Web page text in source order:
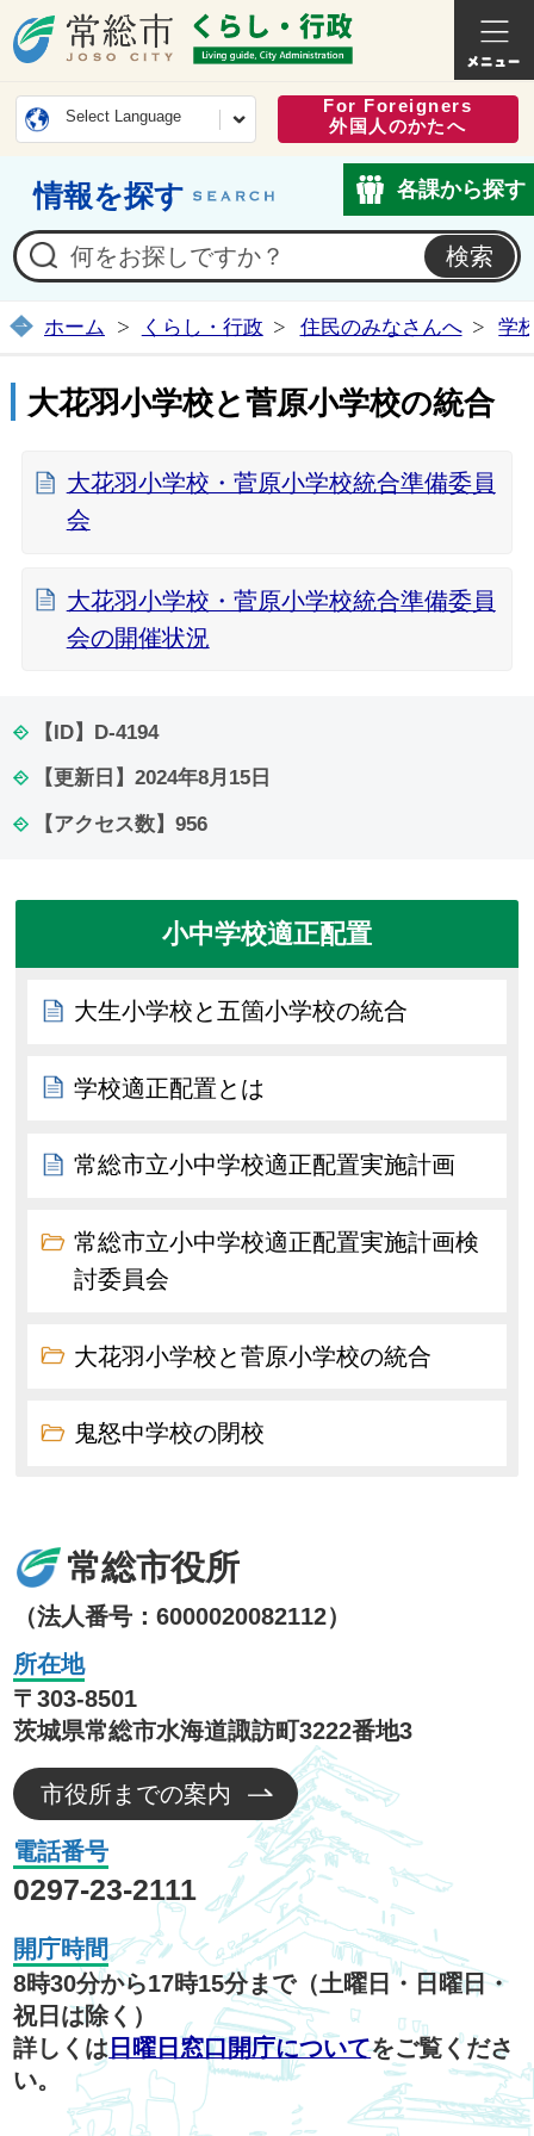
常総市公式ホームページ
くらし
Select Language
For Foreigners
外国人のかたへ
情報を探す 各課から探す
ホーム くらし・行政 住民のみなさんへ 学
大花羽小学校と菅原小学校の統合
大花羽小学校・菅原小学校統合準備委員
会
大花羽小学校・菅原小学校統合準備委員
会の開催状況
【ID】 D-4194
【更新日】 2024年8月15日
【アクセス数】 956
小中学校適正配置
大生小学校と五箇小学校の統合
学校適正配置とは
常総市立小中学校適正配置実施計画
常総市立小中学校適正配置実施計画検
討委員会
大花羽小学校と菅原小学校の統合
鬼怒中学校の閉校
常総市役所
（法人番号：6000020082112）
所在地
〒303-8501
茨城県常総市水海道諏訪町3222番地3
市役所までの案内
電話番号
0297-23-2111
開庁時間
8時30分から17時15分まで（土曜日・日曜日・
祝日は除く）
詳しくは 日曜日窓口開庁についてをご覧くださ
い。